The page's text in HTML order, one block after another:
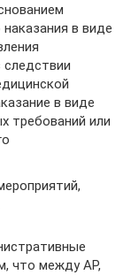
в виде
следствии
в виде
требований или
что между АР,